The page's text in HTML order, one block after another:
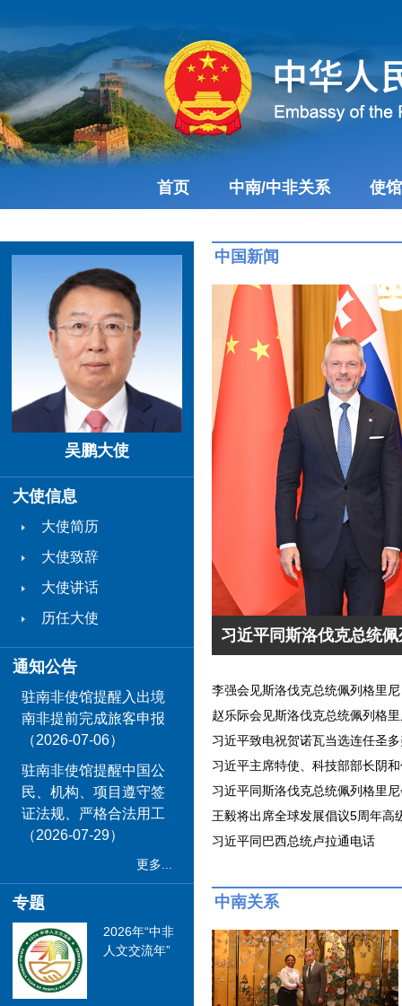
首页 中南/中非关系 使
吴鹏大使
大使信息
大使简历
大使致辞
大使讲话
历任大使
通知公告
驻南非使馆提醒入出境
南非提前完成旅客申报
（2026-07-06）
驻南非使馆提醒中国公
民、机构、项目遵守签
证法规、严格合法用工
（2026-07-29）
更多...
专题
2026年“中非
人文交流年”
中国新闻
习近平同斯洛伐克总统
李强会见斯洛伐克总统佩列格里尼
赵乐际会见斯洛伐克总统佩列格
习近平致电祝贺诺瓦当选连任圣
习近平主席特使、科技部部长阴
习近平同斯洛伐克总统佩列格里
王毅将出席全球发展倡议5周年高
习近平同巴西总统卢拉通电话
中南关系